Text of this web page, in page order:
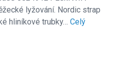
lyžování. Nordic strap
hliníkové trubky… Celý